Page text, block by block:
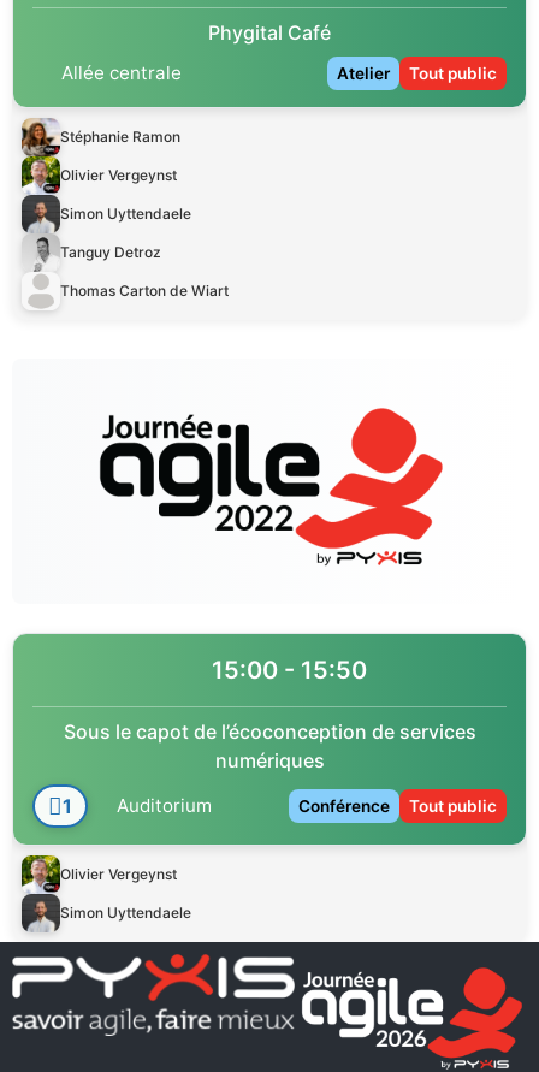
Phygital Café
Allée centrale Atelier Tout public
Stéphanie Ramon
Olivier Vergeynst
Simon Uyttendaele
Tanguy Detroz
Thomas Carton de Wiart
15:00 - 15:50
Sous le capot de l’écoconception de services
numériques
1
Auditorium Conférence Tout public
Olivier Vergeynst
Simon Uyttendaele